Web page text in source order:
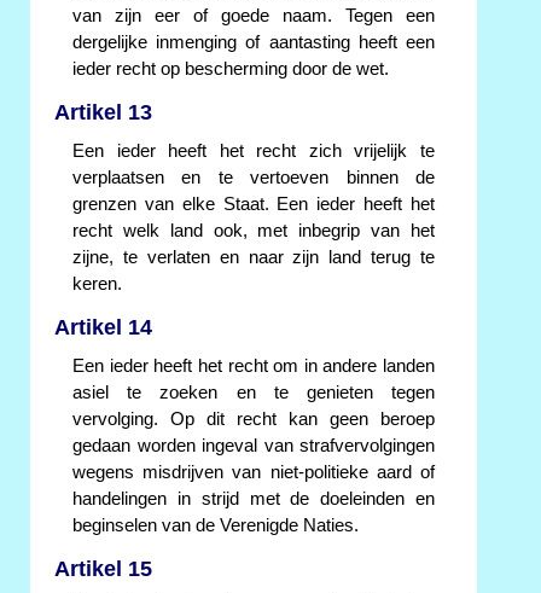
van zijn eer of goede naam. Tegen een
dergelijke inmenging of aantasting heeft een
ieder recht op bescherming door de wet.
Artikel 13
Een ieder heeft het recht zich vrijelijk te
verplaatsen en te vertoeven binnen de
grenzen van elke Staat. Een ieder heeft het
recht welk land ook, met inbegrip van het
zijne, te verlaten en naar zijn land terug te
keren.
Artikel 14
Een ieder heeft het recht om in andere landen
asiel te zoeken en te genieten tegen
vervolging. Op dit recht kan geen beroep
gedaan worden ingeval van strafvervolgingen
wegens misdrijven van niet-politieke aard of
handelingen in strijd met de doeleinden en
beginselen van de Verenigde Naties.
Artikel 15